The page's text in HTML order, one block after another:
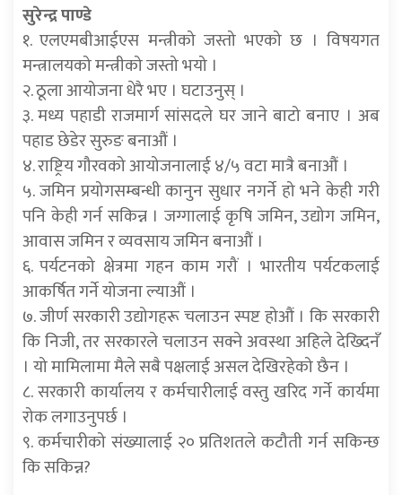
सुरेन्द्र पाण्डे
१. एलएमबीआईएस मन्त्रीको जस्तो भएको छ । विषयगत
मन्त्रालयको मन्त्रीको जस्तो भयो ।
२. ठूला आयोजना धेरै भए । घटाउनुस् ।
३. मध्य पहाडी राजमार्ग सांसदले घर जाने बाटो बनाए । अब
पहाड छेडेर सुरुङ बनाऔं ।
४. राष्ट्रिय गौरवको आयोजनालाई ४/५ वटा मात्रै बनाऔं ।
५. जमिन प्रयोगसम्बन्धी कानुन सुधार नगर्ने हो भने केही गरी
पनि केही गर्न सकिन्न । जग्गालाई कृषि जमिन, उद्योग जमिन,
आवास जमिन र व्यवसाय जमिन बनाऔं ।
६. पर्यटनको क्षेत्रमा गहन काम गरौं । भारतीय पर्यटकलाई
आकर्षित गर्ने योजना ल्याऔं ।
७. जीर्ण सरकारी उद्योगहरू चलाउन स्पष्ट होऔं । कि सरकारी
कि निजी, तर सरकारले चलाउन सक्ने अवस्था अहिले देख्दिनँ
। यो मामिलामा मैले सबै पक्षलाई असल देखिरहेको छैन ।
८. सरकारी कार्यालय र कर्मचारीलाई वस्तु खरिद गर्ने कार्यमा
रोक लगाउनुपर्छ ।
९. कर्मचारीको संख्यालाई २० प्रतिशतले कटौती गर्न सकिन्छ
कि सकिन्न?